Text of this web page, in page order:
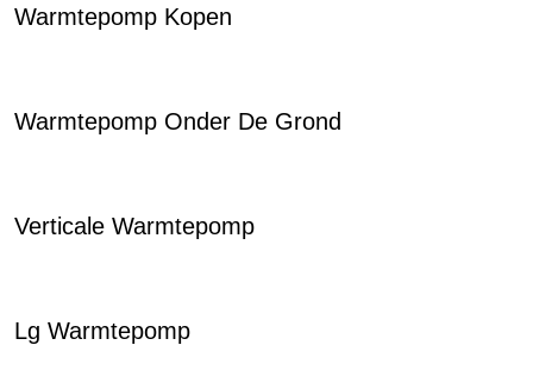
Warmtepomp Kopen
Warmtepomp Onder De Grond
Verticale Warmtepomp
Lg Warmtepomp